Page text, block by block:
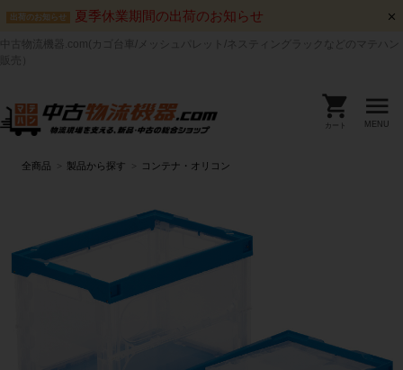
出荷のお知らせ 夏季休業期間の出荷のお知らせ
中古物流機器.com(カゴ台車/メッシュパレット/ネスティングラックなどのマテハン
カート MENU
全商品 製品から探す コンテナ・オリコン